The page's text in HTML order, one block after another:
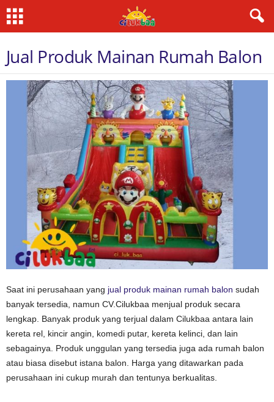
Jual Produk Mainan Rumah Balon
Saat ini perusahaan yang jual produk mainan rumah balon sudah
banyak tersedia, namun CV.Cilukbaa menjual produk secara
lengkap. Banyak produk yang terjual dalam Cilukbaa antara lain
kereta rel, kincir angin, komedi putar, kereta kelinci, dan lain
sebagainya. Produk unggulan yang tersedia juga ada rumah balon
atau biasa disebut istana balon. Harga yang ditawarkan pada
perusahaan ini cukup murah dan tentunya berkualitas.